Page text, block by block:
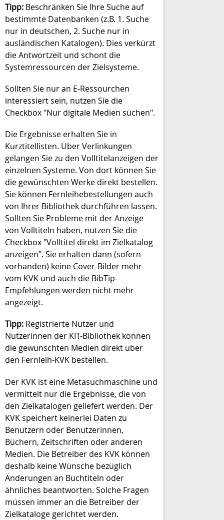
Tipp: Beschränken Sie Ihre Suche auf
bestimmte Datenbanken (z.B. 1. Suche
nur in deutschen, 2. Suche nur in
ausländischen Katalogen). Dies verkürzt
die Antwortzeit und schont die
Systemressourcen der Zielsysteme.
Sollten Sie nur an E-Ressourchen
interessiert sein, nutzen Sie die
Checkbox "Nur digitale Medien suchen".
Die Ergebnisse erhalten Sie in
Kurztitellisten. Über Verlinkungen
gelangen Sie zu den Volltitelanzeigen der
einzelnen Systeme. Von dort können Sie
die gewünschten Werke direkt bestellen.
Sie können Fernleihebestellungen auch
von Ihrer Bibliothek durchführen lassen.
Sollten Sie Probleme mit der Anzeige
von Volltiteln haben, nutzen Sie die
Checkbox "Volltitel direkt im Zielkatalog
anzeigen". Sie erhalten dann (sofern
vorhanden) keine Cover-Bilder mehr
vom KVK und auch die BibTip-
Empfehlungen werden nicht mehr
angezeigt.
Tipp: Registrierte Nutzer und
Nutzerinnen der KIT-Bibliothek können
die gewünschten Medien direkt über
den Fernleih-KVK bestellen.
Der KVK ist eine Metasuchmaschine und
vermittelt nur die Ergebnisse, die von
den Zielkatalogen geliefert werden. Der
KVK speichert keinerlei Daten zu
Benutzern oder Benutzerinnen,
Büchern, Zeitschriften oder anderen
Medien. Die Betreiber des KVK können
deshalb keine Wünsche bezüglich
Änderungen an Buchtiteln oder
ähnliches beantworten. Solche Fragen
müssen immer an die Betreiber der
Zielkataloge gerichtet werden.